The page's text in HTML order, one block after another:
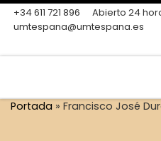
Skip to content
+34 611 721 896
Abierto 24
umtespana@umtespana.es
Portada » Francisco José